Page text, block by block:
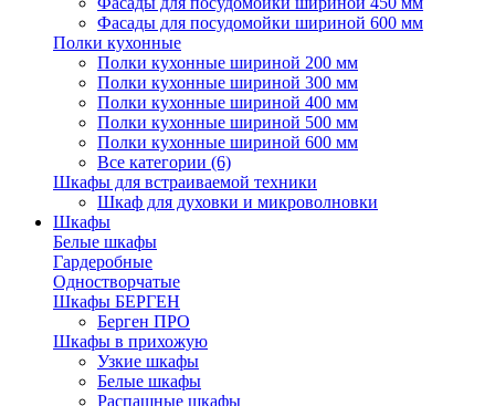
Фасады для посудомойки шириной 600 мм
Полки кухонные
Полки кухонные шириной 200 мм
Полки кухонные шириной 300 мм
Полки кухонные шириной 400 мм
Полки кухонные шириной 500 мм
Полки кухонные шириной 600 мм
Все категории (6)
Шкафы для встраиваемой техники
Шкаф для духовки и микроволновки
Шкафы
Белые шкафы
Гардеробные
Одностворчатые
Шкафы БЕРГЕН
Берген ПРО
Шкафы в прихожую
Узкие шкафы
Белые шкафы
Распашные шкафы